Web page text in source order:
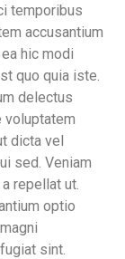
temporibus
accusantium
hic modi
quo quia iste.
delectus
voluptatem
dicta vel
sed. Veniam
repellat ut.
optio
sint.